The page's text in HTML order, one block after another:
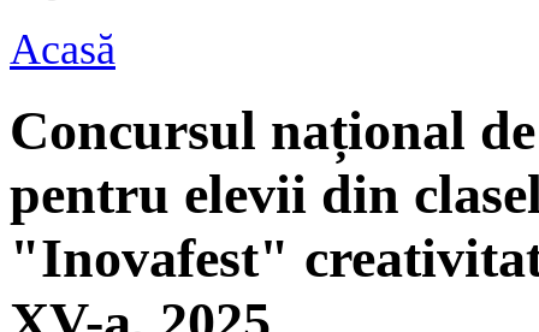
Acasă
Concursul național
pentru elevii din
"Inovafest"